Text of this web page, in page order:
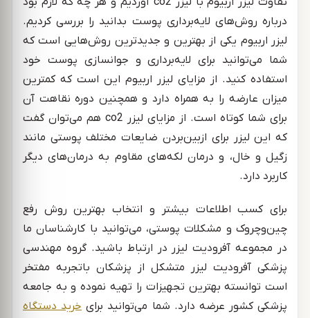
درباره روش‌های لایه‌برداری پوست بدانید را بررسی کردیم.
لیزر اربیوم یکی از بهترین و جدیدترین روش‌هایی است که
شما می‌توانید برای لایه‌برداری و جوانسازی پوست خود
استفاده کنید. از مزایای لیزر اربیوم این است که کمترین
میزان عارضه را به همراه دارد و همچنین دوره نقاهت آن
برای شما کوتاه است. از مزایای لیزر co2 هم می‌توان گفت
که این لیزر برای ازبین‌بردن ضایعات مختلف پوستی مانند
زگیل و خال، و درمان لکه‌های مقاوم به درمان‌های دیگر
کاربرد دارد.
برای کسب اطلاعات بیشتر و انتخاب بهترین روش رفع
چین‌وچروک و مشکلات پوستی، می‌توانید با کارشناسان ما
در مجموعه آفرودیت لیزر در ارتباط باشید. گروه مهندسی
پزشکی آفرودیت لیزر متشکل از پزشکان باتجربه مفتخر
است توانسته بهترین تجهیزات را تهیه نموده و به جامعه
پزشکی کشور عرضه دارد. شما می‌توانید برای خرید دستگاه